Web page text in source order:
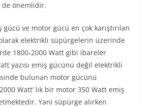
önemlidir.
ve motor gücü en çok karıştırılan
elektrikli süpürgelerin üzerinde
1800-2000 Watt gibi ibareler
yazısı emiş gücünü değil elektrikli
bulunan motor gücünü
Watt’ lık bir motor 350 Watt emiş
Yani süpürge alırken